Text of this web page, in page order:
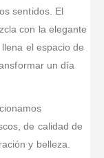
sentidos. El
con la elegante
el espacio de
un día
de calidad de
y belleza.